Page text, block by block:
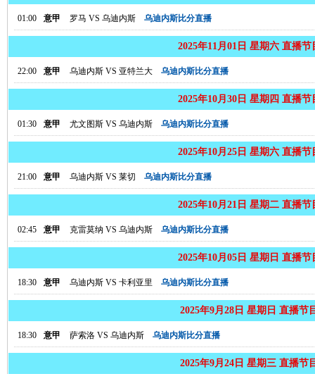
01:00 意甲 罗马 VS 乌迪内斯 乌迪内斯比分直播
2025年11月01日 星期六 直播节
22:00 意甲 乌迪内斯 VS 亚特兰大 乌迪内斯比分直播
2025年10月30日 星期四 直播节
01:30 意甲 尤文图斯 VS 乌迪内斯 乌迪内斯比分直播
2025年10月25日 星期六 直播节
21:00 意甲 乌迪内斯 VS 莱切 乌迪内斯比分直播
2025年10月21日 星期二 直播节
02:45 意甲 克雷莫纳 VS 乌迪内斯 乌迪内斯比分直播
2025年10月05日 星期日 直播节
18:30 意甲 乌迪内斯 VS 卡利亚里 乌迪内斯比分直播
2025年9月28日 星期日 直播节
18:30 意甲 萨索洛 VS 乌迪内斯 乌迪内斯比分直播
2025年9月24日 星期三 直播节